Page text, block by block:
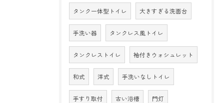
タンク一体型トイレ 大きすぎる洗面台
手洗い器 タンクレス風トイレ
タンクレストイレ 袖付きウォシュレット
和式 洋式 手洗いなしトイレ
手すり取付 古い浴槽 門灯